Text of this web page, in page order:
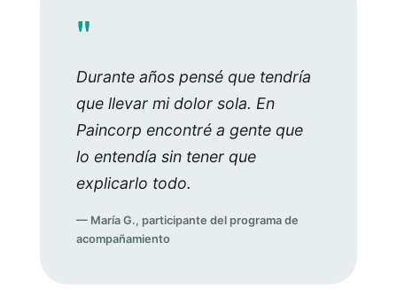
"
Durante años pensé que tendría
que llevar mi dolor sola. En
Paincorp encontré a gente que
lo entendía sin tener que
explicarlo todo.
— María G., participante del programa de
acompañamiento